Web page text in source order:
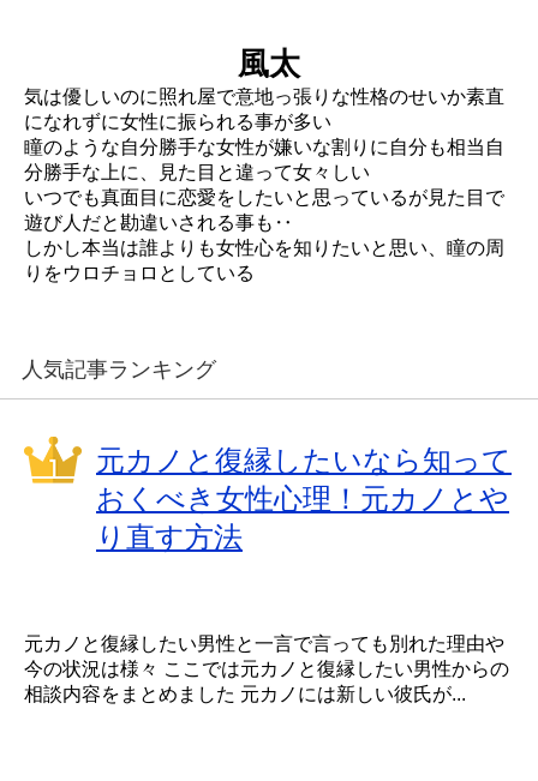
風太
気は優しいのに照れ屋で意地っ張りな性格のせいか素直
になれずに女性に振られる事が多い
瞳のような自分勝手な女性が嫌いな割りに自分も相当自
分勝手な上に、見た目と違って女々しい
いつでも真面目に恋愛をしたいと思っているが見た目で
遊び人だと勘違いされる事も‥
しかし本当は誰よりも女性心を知りたいと思い、瞳の周
りをウロチョロとしている
人気記事ランキング
元カノと復縁したいなら知って
おくべき女性心理！元カノとや
り直す方法
元カノと復縁したい男性と一言で言っても別れた理由や
今の状況は様々 ここでは元カノと復縁したい男性からの
相談内容をまとめました 元カノには新しい彼氏が...